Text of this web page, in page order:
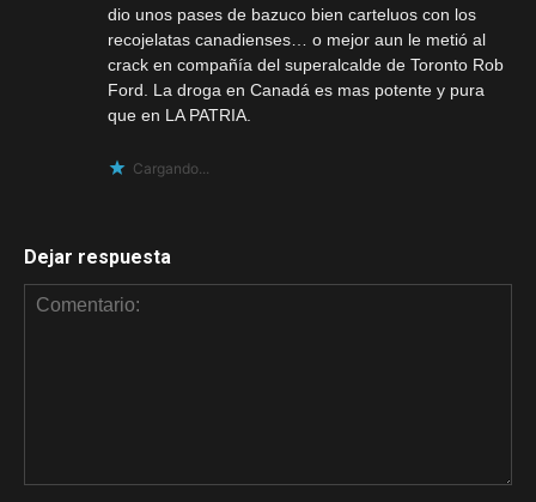
dio unos pases de bazuco bien carteluos con los
recojelatas canadienses… o mejor aun le metió al
crack en compañía del superalcalde de Toronto Rob
Ford. La droga en Canadá es mas potente y pura
que en LA PATRIA.
Cargando...
Dejar respuesta